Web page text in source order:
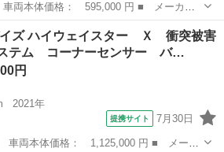
ズ ■ グレード名： ハイウェイスタ
ナビ アラウンドビューモニター セイ
イズ ハイウェイスター Ｘ 衝突被害
テム コーナーセンサー バ…
円
2021年
提携サイト 7月30日